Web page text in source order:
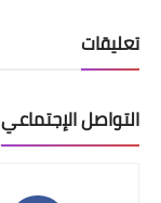
تعليقات
التواصل الإجتماعي